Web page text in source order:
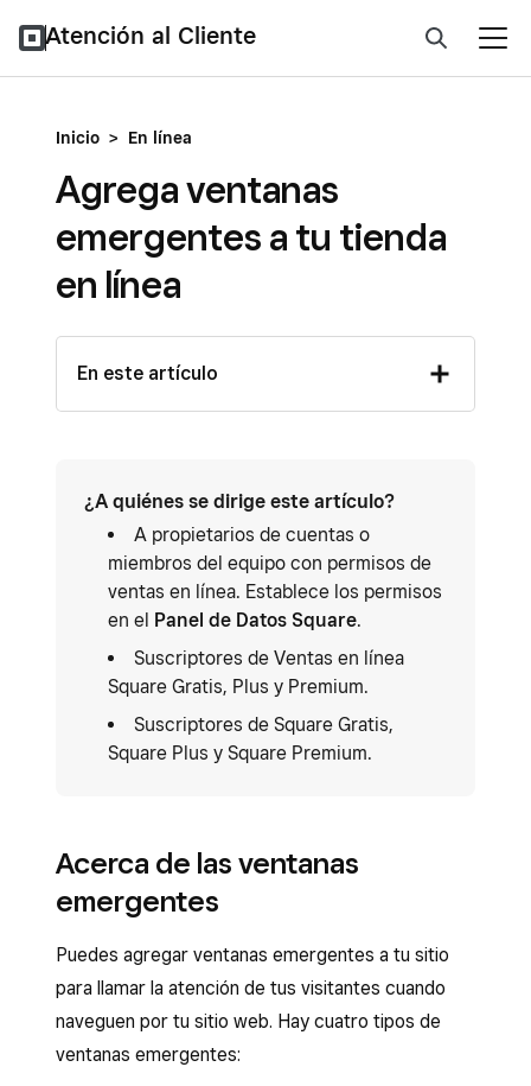
Atención al Cliente
Inicio > En línea
Agrega ventanas
emergentes a tu tienda
en línea
En este artículo
¿A quiénes se dirige este artículo?
A propietarios de cuentas o
miembros del equipo con permisos de
ventas en línea. Establece los permisos
en el Panel de Datos Square.
Suscriptores de Ventas en línea
Square Gratis, Plus y Premium.
Suscriptores de Square Gratis,
Square Plus y Square Premium.
Acerca de las ventanas
emergentes
Puedes agregar ventanas emergentes a tu sitio
para llamar la atención de tus visitantes cuando
naveguen por tu sitio web. Hay cuatro tipos de
ventanas emergentes: